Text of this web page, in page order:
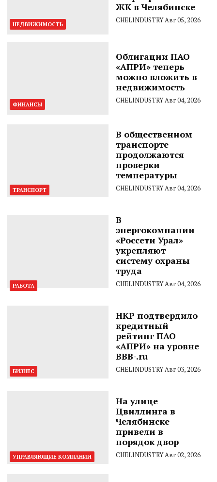
НЕДВИЖИМОСТЬ
ЖК в Челябинске
CHELINDUSTRYАвг 05, 2026
ФИНАНСЫ
Облигации ПАО
«АПРИ» теперь
можно вложить в
недвижимость
CHELINDUSTRYАвг 04, 2026
ТРАНСПОРТ
В общественном
транспорте
продолжаются
проверки
температуры
CHELINDUSTRYАвг 04, 2026
РАБОТА
В
энергокомпании
«Россети Урал»
укрепляют
систему охраны
труда
CHELINDUSTRYАвг 04, 2026
БИЗНЕС
НКР подтвердило
кредитный
рейтинг ПАО
«АПРИ» на уровне
BBB-.ru
CHELINDUSTRYАвг 03, 2026
УПРАВЛЯЮЩИЕ КОМПАНИИ
На улице
Цвиллинга в
Челябинске
привели в
порядок двор
CHELINDUSTRYАвг 02, 2026